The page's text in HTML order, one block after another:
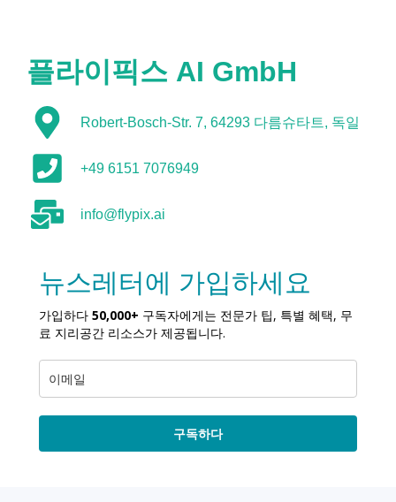
플라이픽스 AI GmbH
Robert-Bosch-Str. 7, 64293 다름슈타트, 독일
+49 6151 7076949
info@flypix.ai
뉴스레터에 가입하세요
가입하다 50,000+ 구독자에게는 전문가 팁, 특별 혜택, 무
료 지리공간 리소스가 제공됩니다.
구독하다